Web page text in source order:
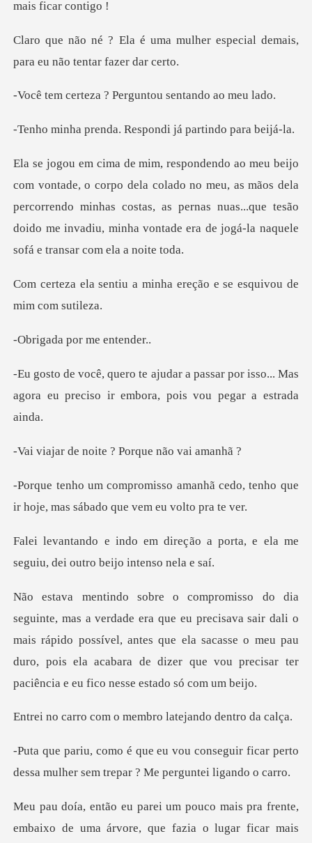
mulher especial demais,
para
? Perguntou sent
a. Respondi já par
do no meu, as mãos dela
percorrendo minhas costas, as pernas nuas...que tesão
doido
minha ereção e se esqui
por me e
ssar por isso... Mas
agora eu preciso i
noite ? Porque
hã cedo, tenho que
ir hoje, mas s
ão a porta, e ela me
seguiu, dei
isava sair dali o
mais rápido possível, antes que ela sacasse o meu pau
duro, pois ela
m o membro latejan
nseguir ficar perto
dessa mulher sem
mais pra frente,
embaixo de uma árvore